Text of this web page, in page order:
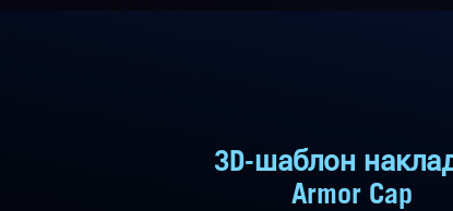
3D-шаблон
Armor Cap